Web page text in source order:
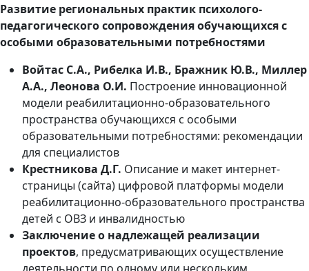
Развитие региональных практик психолого-
педагогического сопровождения обучающихся с
особыми образовательными потребностями
Войтас С.А., Рибелка И.В., Бражник Ю.В., Миллер
А.А., Леонова О.И. Построение инновационной
модели реабилитационно-образовательного
пространства обучающихся с особыми
образовательными потребностями: рекомендации
для специалистов
Крестникова Д.Г. Описание и макет интернет-
страницы (сайта) цифровой платформы модели
реабилитационно-образовательного пространства
детей с ОВЗ и инвалидностью
Заключение о надлежащей реализации
проектов, предусматривающих осуществление